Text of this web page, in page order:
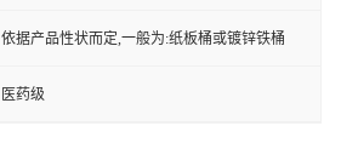
依据产品性状而定,一般为:纸板桶或镀锌铁桶
医药级